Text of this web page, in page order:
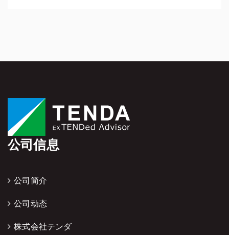
公司信息
公司简介
公司动态
株式会社テンダ